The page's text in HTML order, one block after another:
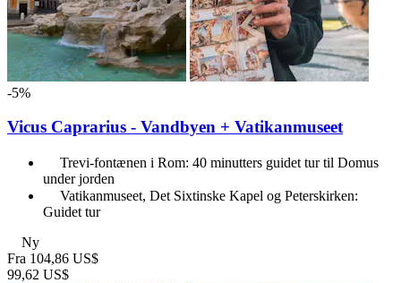
-5%
Vicus Caprarius - Vandbyen + Vatikanmuseet
Trevi-fontænen i Rom: 40 minutters guidet tur til Domus
under jorden
Vatikanmuseet, Det Sixtinske Kapel og Peterskirken:
Guidet tur
Ny
Fra 104,86 US$
99,62 US$